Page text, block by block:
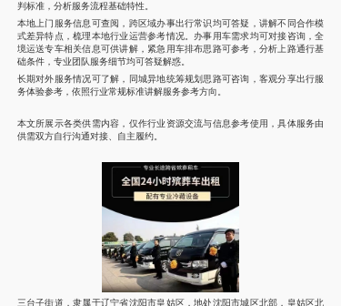
判标准，分析服务流程基础特性。
本地上门服务信息可查阅，跨区域办事出行常识均可答疑，讲解不同合作模
式差异特点，梳理本地行业运营参考情况。办事用车需求均可对接咨询，全
境运送专车相关信息可供讲解，紧急用车排布思路可参考，分析上路通行基
础条件，专业团队服务细节均可答疑解惑。
长期对外服务情况可了解，同城异地统筹规划思路可咨询，客观分享出行服
务体验参考，依照行业常规标准讲解服务参考方向。
本文所展示各类供需内容，仅作行业资源交流与信息参考使用，具体服务由
供需双方自行沟通对接、自主履约。
三台子街道，隶属于辽宁省沈阳市皇姑区，地处沈阳市城区北部，皇姑区北